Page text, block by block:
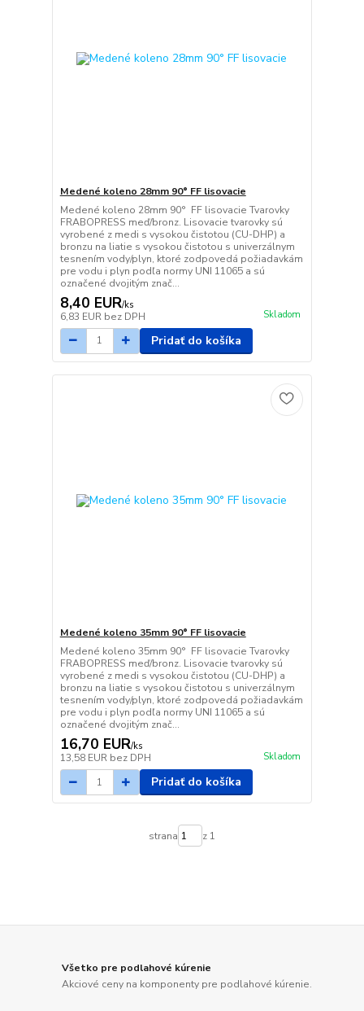
Medené koleno 28mm 90° FF lisovacie
Medené koleno 28mm 90° FF lisovacie Tvarovky
FRABOPRESS meď/bronz. Lisovacie tvarovky sú
vyrobené z medi s vysokou čistotou (CU-DHP) a
bronzu na liatie s vysokou čistotou s univerzálnym
tesnením vody/plyn, ktoré zodpovedá požiadavkám
pre vodu i plyn podľa normy UNI 11065 a sú
označené dvojitým znač...
8,40 EUR/ks
6,83 EUR bez DPH Skladom
Pridať do košíka
Medené koleno 35mm 90° FF lisovacie
Medené koleno 35mm 90° FF lisovacie Tvarovky
FRABOPRESS meď/bronz. Lisovacie tvarovky sú
vyrobené z medi s vysokou čistotou (CU-DHP) a
bronzu na liatie s vysokou čistotou s univerzálnym
tesnením vody/plyn, ktoré zodpovedá požiadavkám
pre vodu i plyn podľa normy UNI 11065 a sú
označené dvojitým znač...
16,70 EUR/ks
13,58 EUR bez DPH Skladom
Pridať do košíka
strana z 1
Všetko pre podlahové kúrenie
Akciové ceny na komponenty pre podlahové kúrenie.